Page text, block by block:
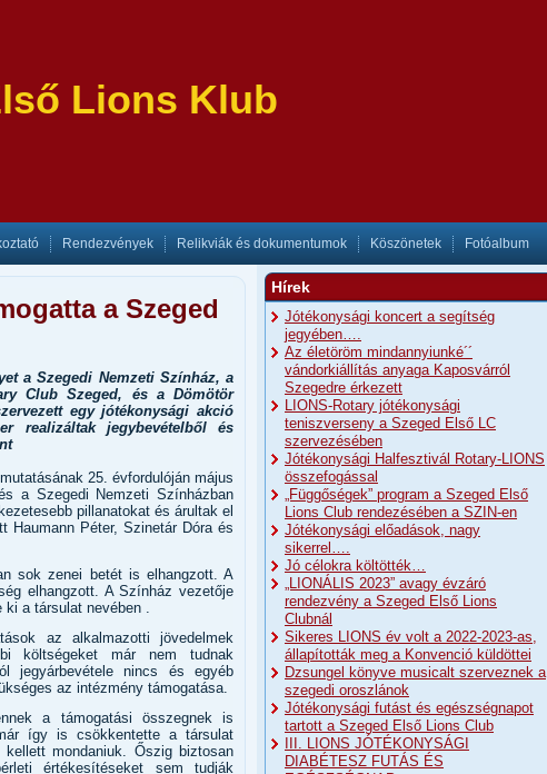
Lions Klub
Rendezvények Relikviák és dokumentumok Köszönetek Fotóalbum
a Szeged
a Szegedi Nemzeti Színház, a
Club Szeged, és a Dömötör
egy jótékonysági akció
jegybevételből és
25. évfordulóján május
a Szegedi Nemzeti Színházban
pillanatokat és árultak el
Péter, Szinetár Dóra és
sok zenei betét is elhangzott. A
elhangzott. A Színház vezetője
ki a társulat nevében .
az alkalmazotti jövedelmek
költségeket már nem tudnak
jegyárbevétele nincs és egyéb
az intézmény támogatása.
a támogatási összegnek is
így is csökkentette a társulat
mondaniuk. Őszig biztosan
értékesítéseket sem tudják
Hírek
Jótékonysági koncert a segítség
jegyében….
Az életöröm mindannyiunké´´
vándorkiállítás anyaga Kaposvárról
Szegedre érkezett
LIONS-Rotary jótékonysági
teniszverseny a Szeged Első LC
szervezésében
Jótékonysági Halfesztivál Rotary-LIONS
összefogással
„Függőségek” program a Szeged Első
Lions Club rendezésében a SZIN-en
Jótékonysági előadások, nagy
sikerrel….
Jó célokra költötték…
„LIONÁLIS 2023” avagy évzáró
rendezvény a Szeged Első Lions
Clubnál
Sikeres LIONS év volt a 2022-2023-as,
állapították meg a Konvenció küldöttei
Dzsungel könyve musicalt szerveznek a
szegedi oroszlánok
Jótékonysági futást és egészségnapot
tartott a Szeged Első Lions Club
III. LIONS JÓTÉKONYSÁGI
DIABÉTESZ FUTÁS ÉS